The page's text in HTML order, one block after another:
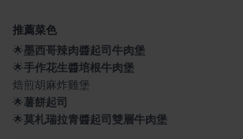
推薦菜色
🌟墨西哥辣肉醬起司牛肉堡
🌟手作花生醬培根牛肉堡
焙煎胡麻炸雞堡
🌟薯餅起司
🌟莫札瑞拉青醬起司雙層牛肉堡